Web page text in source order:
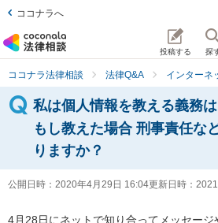
ココナラへ
投稿する 探
ココナラ法律相談 法律Q&A インターネ
私は個人情報を教える義務
もし教えた場合 刑事責任な
りますか？
公開日時： 2020年4月29日 16:04更新日時：
4月28日にネットで知り合ってメッセー